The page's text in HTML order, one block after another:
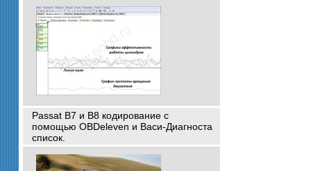
Passat B7 и B8 кодирование с
помощью OBDeleven и Васи-Диагноста
список.